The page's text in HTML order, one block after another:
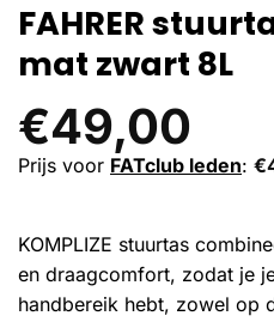
FAHRER
mat zwart 8L
€49,00
Prijs voor FATclub leden: €
KOMPLIZE stuurtas
en draagcomfort, zodat je
handbereik hebt, zowel op